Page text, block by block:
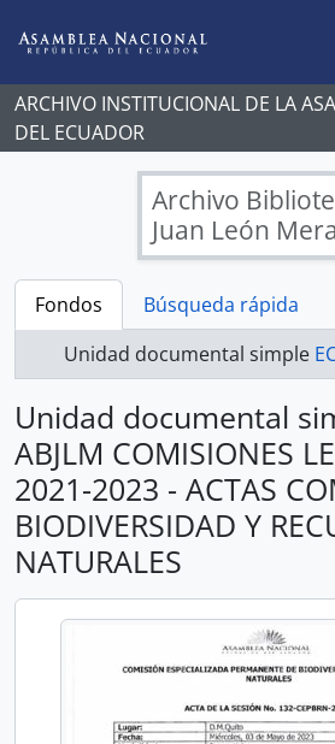
ARCHIVO INSTITUCIONAL DE LA
DEL ECUADOR
Archivo
Juan León Mera
Fondos
Búsqueda rápida
Unidad documental simple EC AN
Unidad documental
ABJLM COMISIONES
2021-2023 - ACTAS
BIODIVERSIDAD Y
NATURALES